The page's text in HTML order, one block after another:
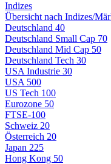
Indizes
Übersicht nach Indizes/
Deutschland 40
Deutschland Small Cap 70
Deutschland Mid Cap 50
Deutschland Tech 30
USA Industrie 30
USA 500
US Tech 100
Eurozone 50
FTSE-100
Schweiz 20
Österreich 20
Japan 225
Hong Kong 50